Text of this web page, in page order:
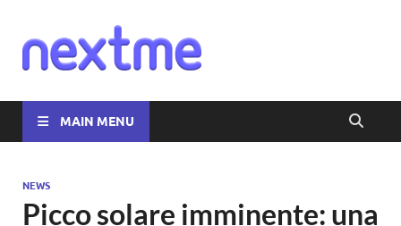
MAIN MENU
NEWS
Picco solare imminente: una